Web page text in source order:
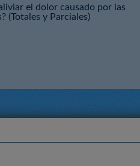
el dolor causado por las
(Totales y Parciales)